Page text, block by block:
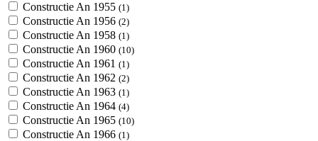
Constructie An 1955 (1)
Constructie An 1956 (2)
Constructie An 1958 (1)
Constructie An 1960 (10)
Constructie An 1961 (1)
Constructie An 1962 (2)
Constructie An 1963 (1)
Constructie An 1964 (4)
Constructie An 1965 (10)
Constructie An 1966 (1)